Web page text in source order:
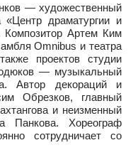
— художественный
«Центр драматургии и
Композитор Артем Ким
Omnibus и театра
проектов студии
— музыкальный
Автор декораций и
Обрезков, главный
и неизменный
Панкова. Хореограф
сотрудничает со